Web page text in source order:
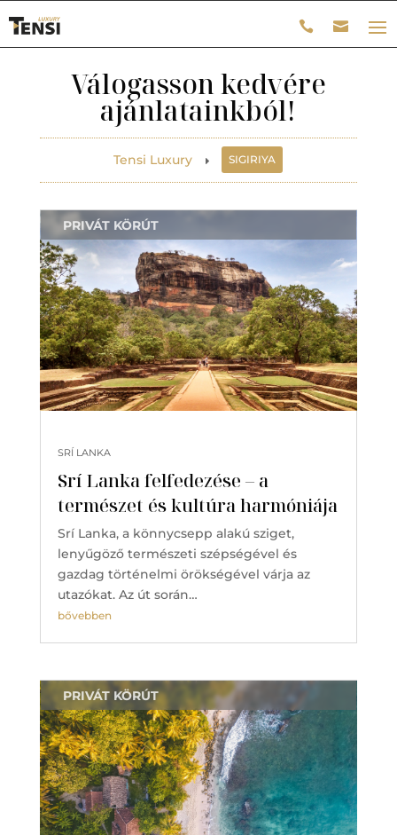
Válogasson kedvére
ajánlatainkból!
Tensi Luxury E SIGIRIYA
Srí Lanka felfedezése – a
természet és kultúra harmóniája
SRÍ LANKA
PRIVÁT KÖRÚT
Srí Lanka, a könnycsepp alakú sziget,
lenyűgöző természeti szépségével és
gazdag történelmi örökségével várja az
utazókat. Az út során…
bővebben
PRIVÁT KÖRÚT